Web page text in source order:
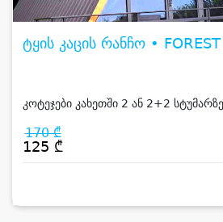
ტყის კაცის რანჩო •
კოტეჯები კახეთში 2 ან 2+2 სტუმარზე
170 ₾
125 ₾